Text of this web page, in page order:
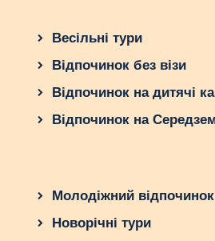
Весільні тури
Відпочинок без візи
Відпочинок на дитячі
Відпочинок на
Молодіжний відпочинок
Новорічні тури